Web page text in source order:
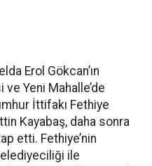
Erol Gökcan’ın
ve Yeni Mahalle’de
İttifakı Fethiye
Kayabaş, daha sonra
etti. Fethiye’nin
ile